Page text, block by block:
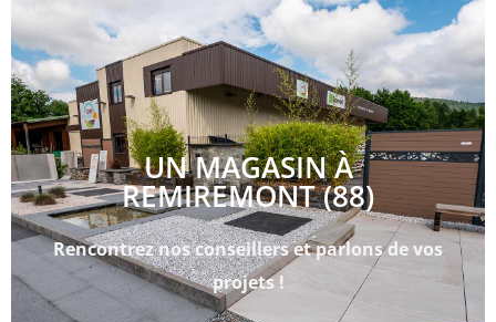
UN MAGASIN À
REMIREMONT (88)
Rencontrez nos conseillers et parlons de vos
projets !